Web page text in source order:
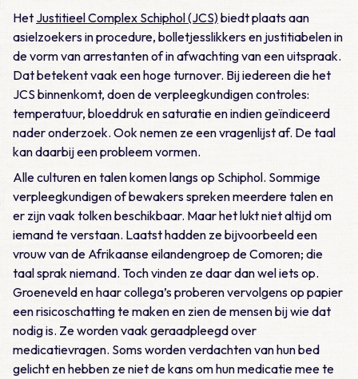
Het Justitieel Complex Schiphol (JCS)biedt plaats aan
asielzoekers in procedure, bolletjesslikkers en justitiabelen in
de vorm van arrestanten of in afwachting van een uitspraak.
Dat betekent vaak een hoge turnover. Bij iedereen die het
JCS binnenkomt, doen de verpleegkundigen controles:
temperatuur, bloeddruk en saturatie en indien geïndiceerd
nader onderzoek. Ook nemen ze een vragenlijst af. De taal
kan daarbij een probleem vormen.
Alle culturen en talen komen langs op Schiphol. Sommige
verpleegkundigen of bewakers spreken meerdere talen en
er zijn vaak tolken beschikbaar. Maar het lukt niet altijd om
iemand te verstaan. Laatst hadden ze bijvoorbeeld een
vrouw van de Afrikaanse eilandengroep de Comoren; die
taal sprak niemand. Toch vinden ze daar dan wel iets op.
Groeneveld en haar collega’s proberen vervolgens op papier
een risicoschatting te maken en zien de mensen bij wie dat
nodig is. Ze worden vaak geraadpleegd over
medicatievragen. Soms worden verdachten van hun bed
gelicht en hebben ze niet de kans om hun medicatie mee te